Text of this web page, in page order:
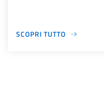
SCOPRI TUTTO